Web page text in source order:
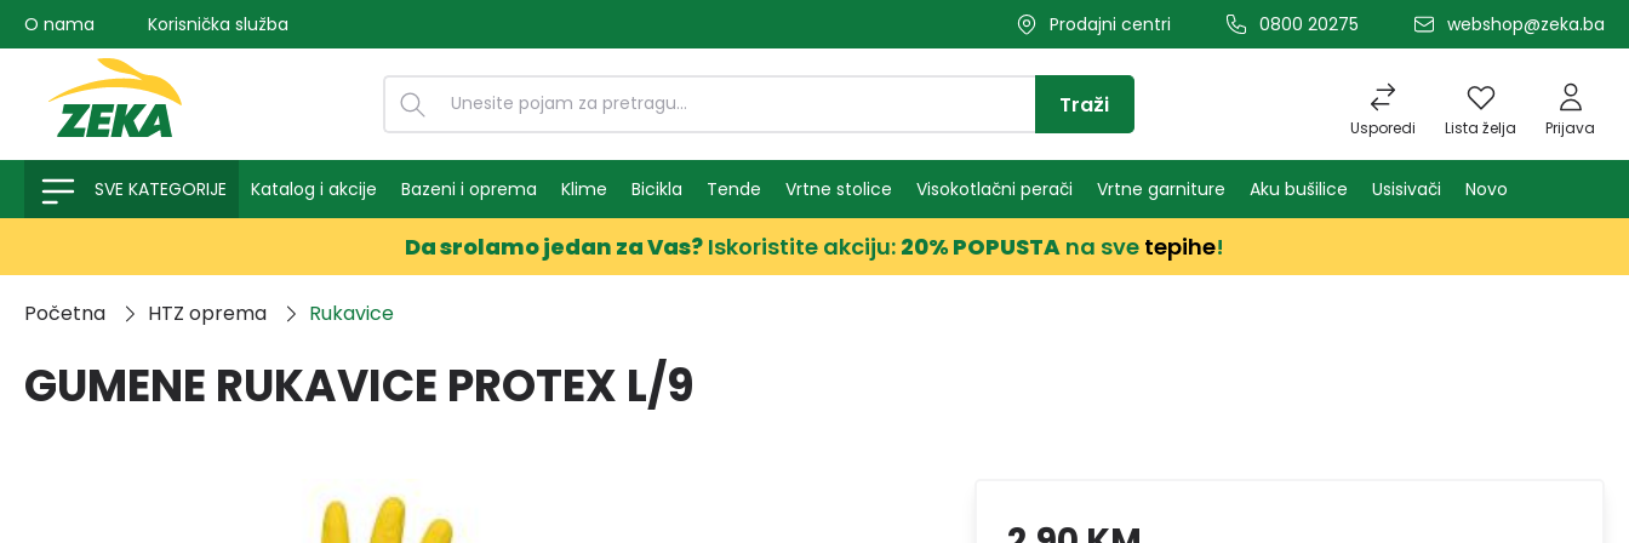
pretragu Preskoči na glavnu navigaciju
O nama Korisnička služba Prodajni centri 0800 20275 webshop@zeka.ba
Usporedi Lista želja Prijava
Traži
SVE KATEGORIJE Katalog i akcije Bazeni i oprema Klime Bicikla Tende Vrtne stolice Visokotlačni perači Vrtne garniture Aku bušilice Usisivači Novo
Da srolamo jedan za Vas? Iskoristite akciju: 20% POPUSTA na sve tepihe!
Početna HTZ oprema Rukavice
GUMENE RUKAVICE PROTEX L/9